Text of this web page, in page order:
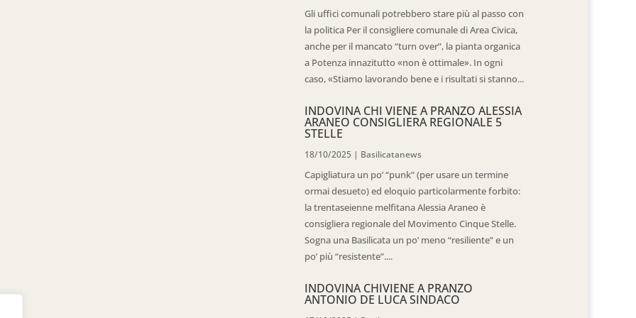
Gli uffici comunali potrebbero stare più al passo con
la politica Per il consigliere comunale di Area Civica,
anche per il mancato “turn over”, la pianta organica
a Potenza innazitutto «non è ottimale». In ogni
caso, «Stiamo lavorando bene e i risultati si stanno...
INDOVINA CHI VIENE A PRANZO ALESSIA
ARANEO CONSIGLIERA REGIONALE 5
STELLE
18/10/2025 | Basilicatanews
Capigliatura un po’ “punk” (per usare un termine
ormai desueto) ed eloquio particolarmente forbito:
la trentaseienne melfitana Alessia Araneo è
consigliera regionale del Movimento Cinque Stelle.
Sogna una Basilicata un po’ meno “resiliente” e un
po’ più “resistente”....
INDOVINA CHIVIENE A PRANZO
ANTONIO DE LUCA SINDACO